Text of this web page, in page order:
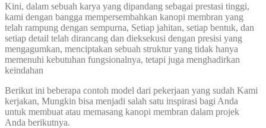
Kini, dalam sebuah karya yang dipandang sebagai prestasi tinggi,
kami dengan bangga mempersembahkan kanopi membran yang
telah rampung dengan sempurna, Setiap jahitan, setiap bentuk, dan
setiap detail telah dirancang dan dieksekusi dengan presisi yang
mengagumkan, menciptakan sebuah struktur yang tidak hanya
memenuhi kebutuhan fungsionalnya, tetapi juga menghadirkan
keindahan
Berikut ini beberapa contoh model dari pekerjaan yang sudah Kami
kerjakan, Mungkin bisa menjadi salah satu inspirasi bagi Anda
untuk membuat atau memasang kanopi membran dalam projek
Anda berikutnya.